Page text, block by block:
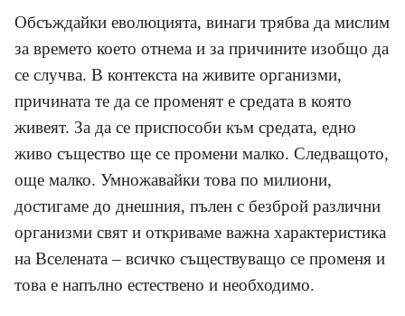
Обсъждайки еволюцията, винаги трябва да мислим
за времето което отнема и за причините изобщо да
се случва. В контекста на живите организми,
причината те да се променят е средата в която
живеят. За да се приспособи към средата, едно
живо същество ще се промени малко. Следващото,
още малко. Умножавайки това по милиони,
достигаме до днешния, пълен с безброй различни
организми свят и откриваме важна характеристика
на Вселената – всичко съществуващо се променя и
това е напълно естествено и необходимо.